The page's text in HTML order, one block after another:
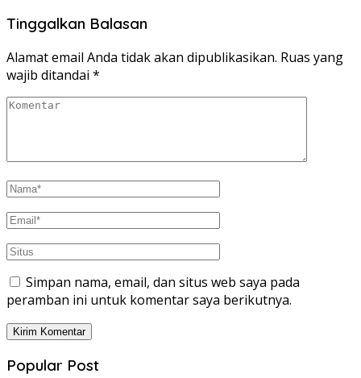
Tinggalkan Balasan
Alamat email Anda tidak akan dipublikasikan. Ruas yang
wajib ditandai *
Simpan nama, email, dan situs web saya pada
peramban ini untuk komentar saya berikutnya.
Popular Post